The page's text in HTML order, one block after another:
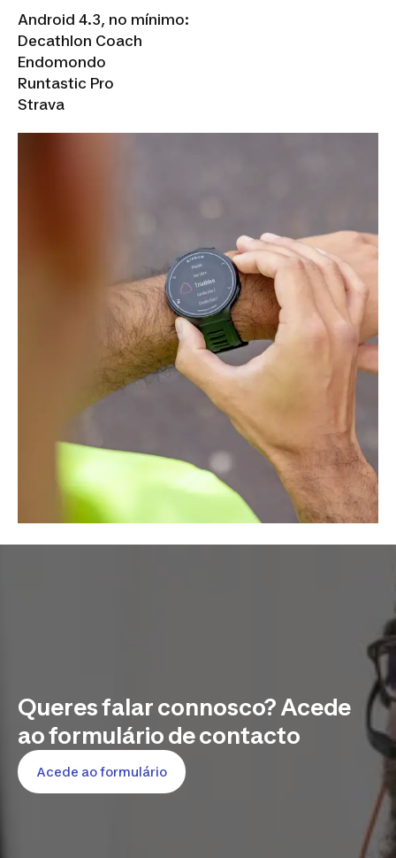
Android 4.3, no mínimo:
Decathlon Coach
Endomondo
Runtastic Pro
Strava
Queres falar connosco? Acede
ao formulário de contacto
Acede ao formulário